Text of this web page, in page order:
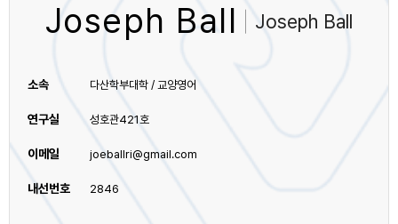
Joseph Ball Joseph Ball
소속 다산학부대학 / 교양영어
연구실 성호관421호
이메일 joeballri@gmail.com
내선번호 2846